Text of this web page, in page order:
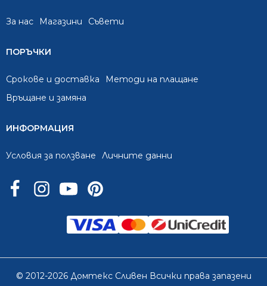
За нас Mагазини Съвети
ПОРЪЧКИ
Срокове и доставка
Методи на плащане
Връщане и замяна
ИНФОРМАЦИЯ
Условия за ползване Личните данни
© 2012-2026 Домтекс Сливен Всички права запазени